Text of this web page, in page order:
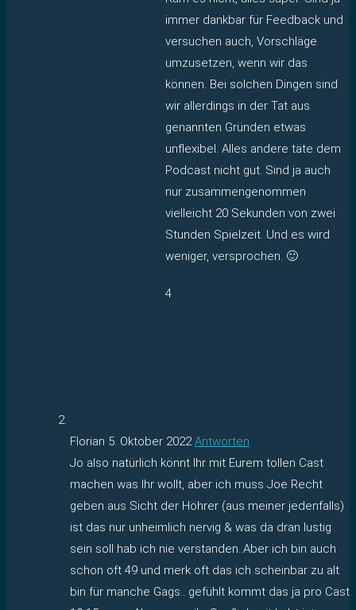
immer dankbar für Feedback und
versuchen auch, Vorschläge
umzusetzen, wenn wir das
können. Bei solchen Dingen sind
wir allerdings in der Tat aus
genannten Gründen etwas
unflexibel. Alles andere täte dem
Podcast nicht gut. Sind ja auch
nur zusammengenommen
vielleicht 20 Sekunden von zwei
Stunden Spielzeit. Und es wird
weniger, versprochen. 🙂
4
Florian 5. Oktober 2022 Antworten
Jo also natürlich könnt Ihr mit Eurem tollen Cast
machen was Ihr wollt, aber ich muss Joe Recht
geben aus Sicht der Höhrer (aus meiner jedenfalls)
ist das nur unheimlich nervig & was da dran lustig
sein soll hab ich nie verstanden..Aber ich bin auch
schon oft 49 und merk oft das ich scheinbar zu alt
bin für manche Gags.. gefühlt kommt das ja pro Cast